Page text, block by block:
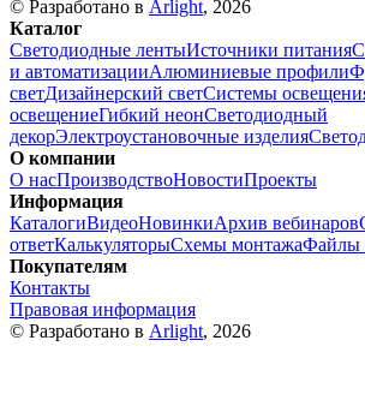
© Разработано в Arlight, 2026
Каталог
Светодиодные лентыИсточники питания
и автоматизацииАлюминиевые профили
светДизайнерский светСистемы
освещениеГибкий неонСветодиодный
декорЭлектроустановочные изделия
О компании
О насПроизводствоНовостиПроекты
Информация
КаталогиВидеоНовинкиАрхив вебинаров
ответКалькуляторыСхемы монтажаФайлы
Покупателям
Контакты
Правовая информация
© Разработано в Arlight, 2026